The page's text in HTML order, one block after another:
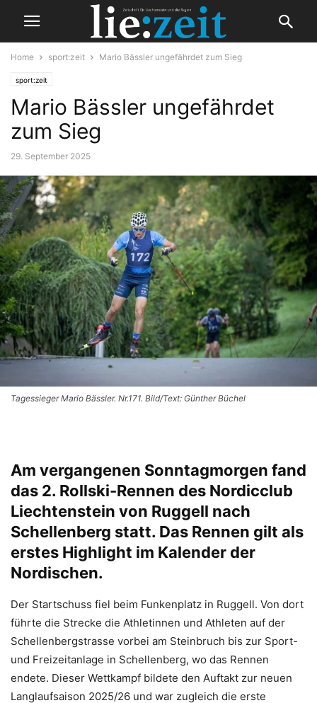
Home sport:zeit Mario Bässler ungefährdet zum Sieg
sport:zeit
Mario Bässler ungefährdet
zum Sieg
29. September 2025
Tagessieger Mario Bässler. Nr.171. Bild/Text: Günther Büchel
Am vergangenen Sonntagmorgen fand
das 2. Rollski-Rennen des Nordicclub
Liechtenstein von Ruggell nach
Schellenberg statt. Das Rennen gilt als
erstes Highlight im Kalender der
Nordischen.
Der Startschuss fiel beim Funkenplatz in Ruggell. Von dort
führte die Strecke die Athletinnen und Athleten auf der
Schellenbergstrasse vorbei am Steinbruch bis zur Sport-
und Freizeitanlage in Schellenberg, wo das Rennen
endete. Dieser Wettkampf bildete den Auftakt zur neuen
Langlaufsaison 2025/26 und war zugleich die erste